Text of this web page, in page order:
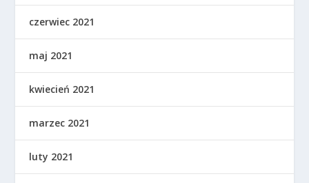
czerwiec 2021
maj 2021
kwiecień 2021
marzec 2021
luty 2021